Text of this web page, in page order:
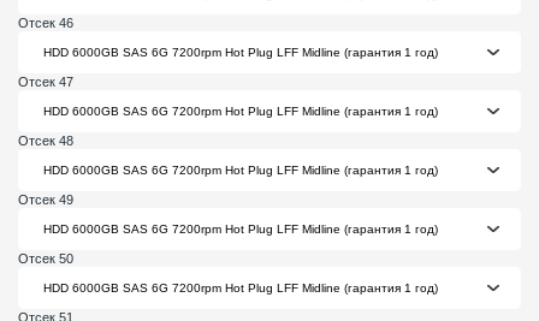
Отсек 46
Отсек 47
Отсек 48
Отсек 49
Отсек 50
Отсек 51